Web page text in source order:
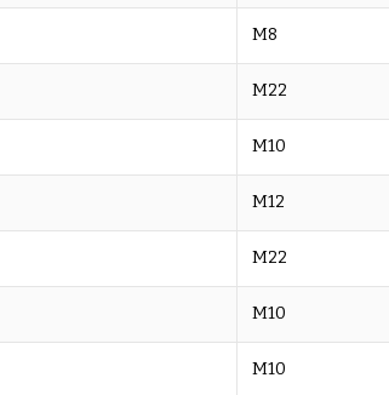
M8
M22
M10
M12
M22
M10
M10